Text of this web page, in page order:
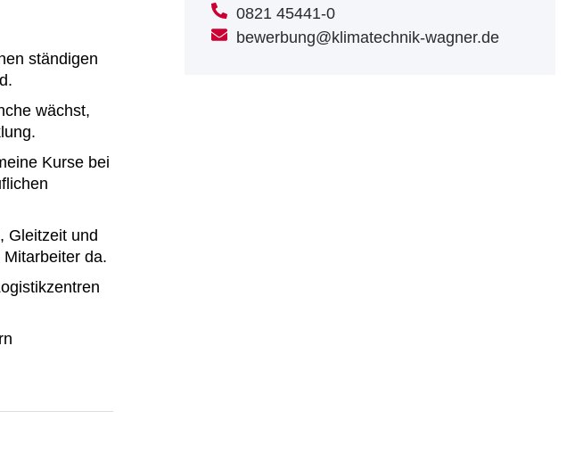
ständigen
wächst,
Kurse bei
Gleitzeit und
da.
0821 45441-0
bewerbung@klimatechnik-wagner.de